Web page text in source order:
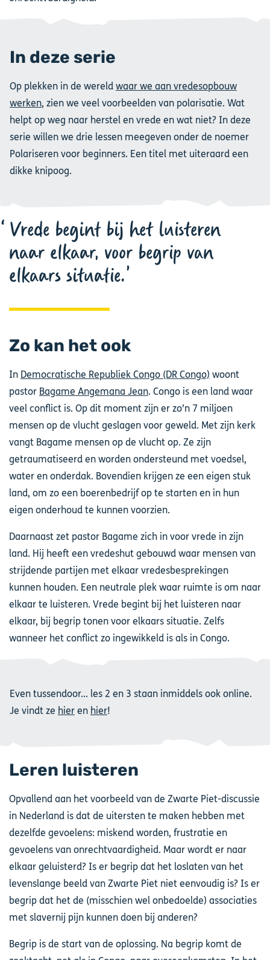
In deze serie
Op plekken in de wereld waar we aan vredesopbouw
werken, zien we veel voorbeelden van polarisatie. Wat
helpt op weg naar herstel en vrede en wat niet? In deze
serie willen we drie lessen meegeven onder de noemer
Polariseren voor beginners. Een titel met uiteraard een
dikke knipoog.
Vrede begint bij het luisteren
naar elkaar, voor begrip van
elkaars situatie.
Zo kan het ook
In Democratische Republiek Congo (DR Congo) woont
pastor Bagame Angemana Jean. Congo is een land waar
veel conflict is. Op dit moment zijn er zo’n 7 miljoen
mensen op de vlucht geslagen voor geweld. Met zijn kerk
vangt Bagame mensen op de vlucht op. Ze zijn
getraumatiseerd en worden ondersteund met voedsel,
water en onderdak. Bovendien krijgen ze een eigen stuk
land, om zo een boerenbedrijf op te starten en in hun
eigen onderhoud te kunnen voorzien.
Daarnaast zet pastor Bagame zich in voor vrede in zijn
land. Hij heeft een vredeshut gebouwd waar mensen van
strijdende partijen met elkaar vredesbesprekingen
kunnen houden. Een neutrale plek waar ruimte is om naar
elkaar te luisteren. Vrede begint bij het luisteren naar
elkaar, bij begrip tonen voor elkaars situatie. Zelfs
wanneer het conflict zo ingewikkeld is als in Congo.
Even tussendoor... les 2 en 3 staan inmiddels ook online.
Je vindt ze hier en hier!
Leren luisteren
Opvallend aan het voorbeeld van de Zwarte Piet-discussie
in Nederland is dat de uitersten te maken hebben met
dezelfde gevoelens: miskend worden, frustratie en
gevoelens van onrechtvaardigheid. Maar wordt er naar
elkaar geluisterd? Is er begrip dat het loslaten van het
levenslange beeld van Zwarte Piet niet eenvoudig is? Is er
begrip dat het de (misschien wel onbedoelde) associaties
met slavernij pijn kunnen doen bij anderen?
Begrip is de start van de oplossing. Na begrip komt de